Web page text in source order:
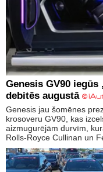
Genesis GV90
debitēs augustā
Genesis jau šomēnes
krosoveru GV90, kas
aizmugurējām durvīm,
Rolls-Royce Cullinan un